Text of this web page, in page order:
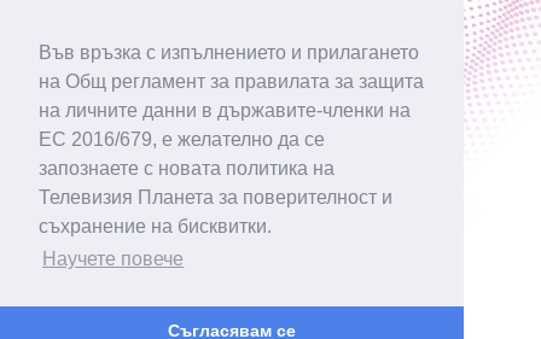
Във връзка с изпълнението и прилагането
на Общ регламент за правилата за защита
на личните данни в държавите-членки на
ЕС 2016/679, е желателно да се
запознаете с новата политика на
Телевизия Планета за поверителност и
съхранение на бисквитки.
Научете повече
Съгласявам се